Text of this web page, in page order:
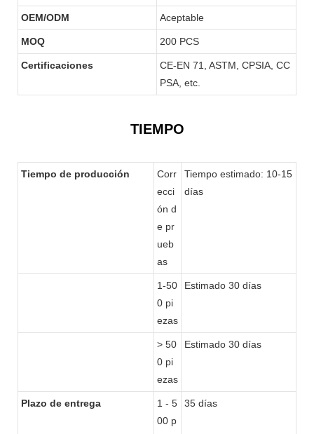
OEM/ODM Aceptable
MOQ 200 PCS
Certificaciones
CE-EN 71, ASTM, CPSIA, CC
PSA, etc.
TIEMPO
Tiempo de producción
Corr
ecci
ón d
e pr
ueb
as
Tiempo estimado: 10-15
días
1-50
0 pi
ezas
Estimado 30 días
> 50
0 pi
ezas
Estimado 30 días
Plazo de entrega
1 - 5
00 p
35 días